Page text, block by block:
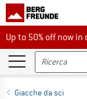
Up to 50% off now in
Up to 50% off now
Giacche da sci